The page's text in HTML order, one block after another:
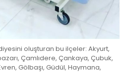
oluşturan bu ilçeler: Akyurt,
Çamlıdere, Çankaya, Çubuk,
Gölbaşı, Güdül, Haymana,